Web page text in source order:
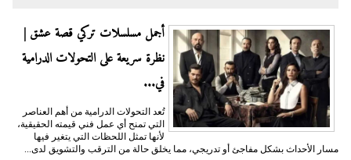
أجمل مسلسلات تركي قصة عشق |
نظرة سريعة على التحولات الدرامية
في...
تُعد التحولات الدرامية من أهم العناصر
التي تمنح أي عمل فني قيمته الحقيقية،
لأنها تمثل اللحظات التي يتغير فيها
مسار الأحداث بشكل مفاجئ أو تدريجي، مما يخلق حالة من الترقب والتشويق لدى...